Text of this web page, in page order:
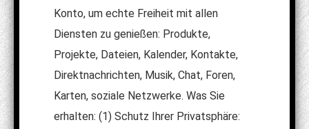
Konto, um echte Freiheit mit allen
Diensten zu genießen: Produkte,
Projekte, Dateien, Kalender, Kontakte,
Direktnachrichten, Musik, Chat, Foren,
Karten, soziale Netzwerke. Was Sie
erhalten: (1) Schutz Ihrer Privatsphäre: